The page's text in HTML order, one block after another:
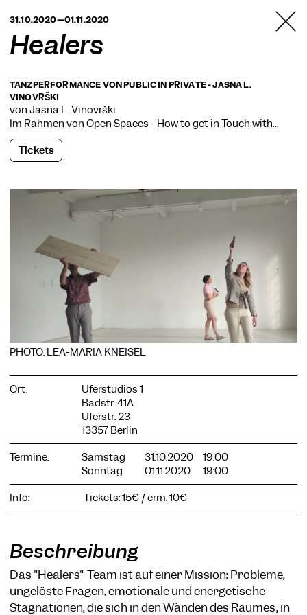
BERLIN
31.10.2020—01.11.2020
Healers
TANZPERFORMANCE VON PUBLIC IN PRIVATE - JASNA L.
VINOVRŠKI
von Jasna L. Vinovrški
Im Rahmen von Open Spaces - How to get in Touch with…
Tickets
PHOTO: LEA-MARIA KNEISEL
Ort:
Uferstudios 1
Badstr. 41A
Uferstr. 23
13357 Berlin
Termine:
Samstag 31.10.2020
19:00
Sonntag
01.11.2020
19:00
Info:
Tickets: 15€ / erm. 10€
Beschreibung
Das "Healers"-Team ist auf einer Mission: Probleme,
ungelöste Fragen, emotionale und energetische
Stagnationen, die sich in den Wänden des Raumes, in
COOKIE-EINSTELLUNGEN
Wir verwenden Cookies und Inhalte externer Anbieter auf
unserer Website. Notwendige Cookies sind essenziell, damit
Sie die Website nutzen können. Andere Cookies helfen uns,
die Website weiterzuentwickeln. Sie können Ihre Einwilligung
jederzeit widerrufen. Bitte besuchen Sie unsere
Datenschutzerklärung für weitere Informationen. Unten
können Sie auswählen, welche Technologien Sie zulassen
möchten.
Notwendige Cookies
Statistiken
Nur notwendige Alle akzeptieren Speichern